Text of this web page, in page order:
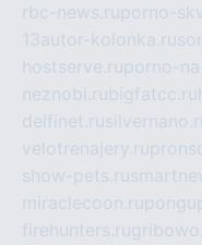
rbc-news.ruporno-
13autor-kolonka.ru
hostserve.ruporno-
neznobi.rubigfatcc.ru
delfinet.ru
velotrenajery.ru
show-pets.ru
miraclecoon.ru
firehunters.ru